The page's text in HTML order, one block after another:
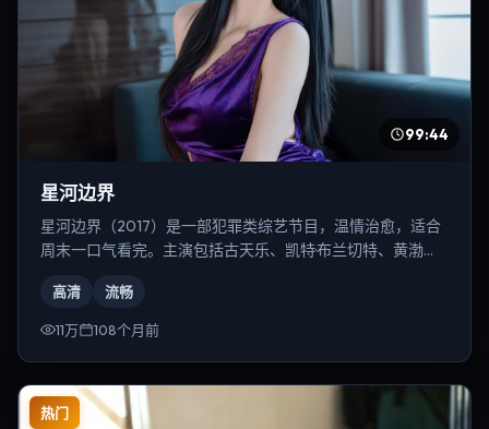
99:44
星河边界
星河边界（2017）是一部犯罪类综艺节目，温情治愈，适合
周末一口气看完。主演包括古天乐、凯特·布兰切特、黄渤
高清 流畅
11万 108个月前
热门